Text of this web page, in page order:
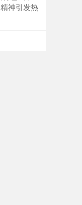
神引发热